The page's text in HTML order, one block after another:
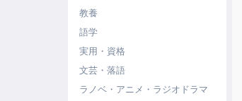
教養
語学
実用・資格
文芸・落語
ラノベ・アニメ・ラジオドラマ